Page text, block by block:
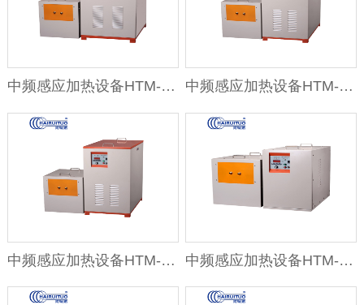
中频感应加热设备HTM-160AB 16 中频感应加热设备HTM-110AB 11
中频感应加热设备HTM-90AB 90K 中频感应加热设备HTM-70AB 70K